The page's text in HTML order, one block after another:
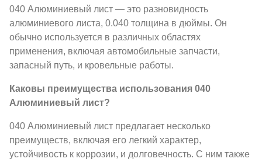
040 Алюминиевый лист — это разновидность
алюминиевого листа, 0.040 толщина в дюймы. Он
обычно используется в различных областях
применения, включая автомобильные запчасти,
запасный путь, и кровельные работы.
Каковы преимущества использования 040
Алюминиевый лист?
040 Алюминиевый лист предлагает несколько
преимуществ, включая его легкий характер,
устойчивость к коррозии, и долговечность. С ним также